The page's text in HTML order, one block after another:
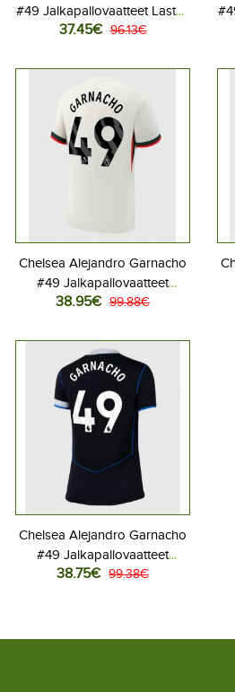
#49 Jalkapallovaatteet Lasten
Kotipeliasu 2025-26
housut)
37.45€ 96.13€
Chelsea Alejandro Garnacho
#49 Jalkapallovaatteet
Vieraspaita 2025-26
38.95€ 99.88€
Chelsea Alejandro Garnacho
#49 Jalkapallovaatteet
Naisten Kolmaspaita 2025-26
38.75€ 99.38€